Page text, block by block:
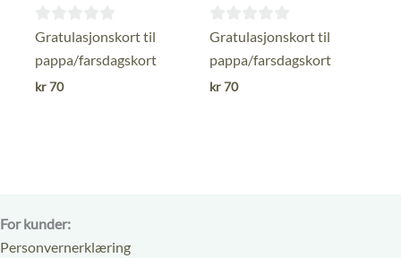
0
ut
av
Gratulasjonskort til
pappa/farsdagskort
kr70
0
ut
av
Gratulasjonskort til
pappa/farsdagskort
kr70
For kunder:
Personvernerklæring